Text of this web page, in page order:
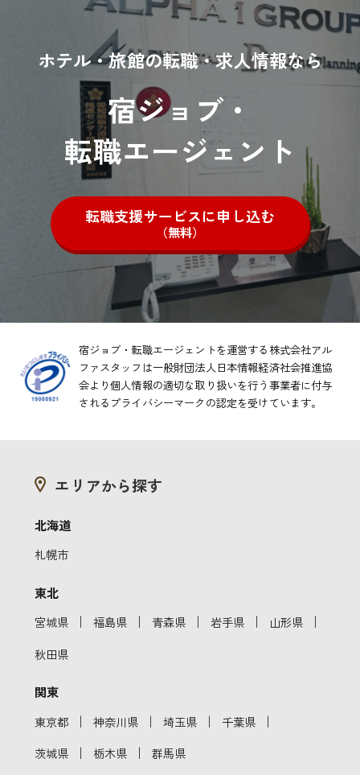
ホテル・旅館の転職・求人情報なら
宿ジョブ・
転職エージェント
転職支援サービスに申し込む
（無料）
宿ジョブ・転職エージェントを運営する株式会社アル
ファスタッフは一般財団法人日本情報経済社会推進協
会より個人情報の適切な取り扱いを行う事業者に付与
されるプライバシーマークの認定を受けています。
エリアから探す
北海道
札幌市
東北
宮城県 ｜ 福島県 ｜ 青森県 ｜ 岩手県 ｜ 山形県 ｜
秋田県
関東
東京都 ｜ 神奈川県 ｜ 埼玉県 ｜ 千葉県 ｜
茨城県 ｜ 栃木県 ｜ 群馬県